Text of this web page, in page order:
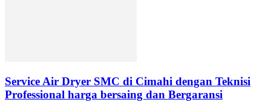
Service Air Dryer SMC di Cimahi dengan Teknisi
Professional harga bersaing dan Bergaransi